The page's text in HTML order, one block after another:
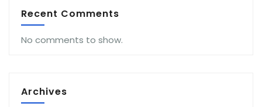
Recent Comments
No comments to show.
Archives